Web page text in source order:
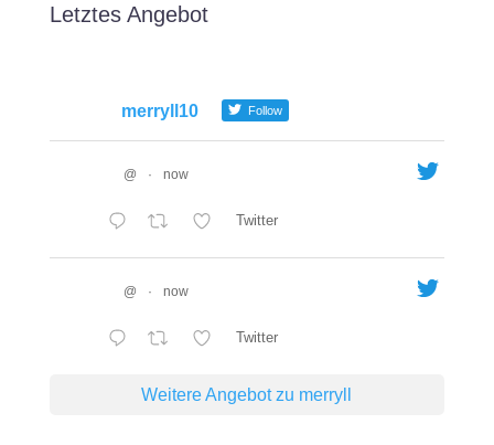
Letztes Angebot
merryll10 Follow
@ · now
Twitter
@ · now
Twitter
Weitere Angebot zu merryll